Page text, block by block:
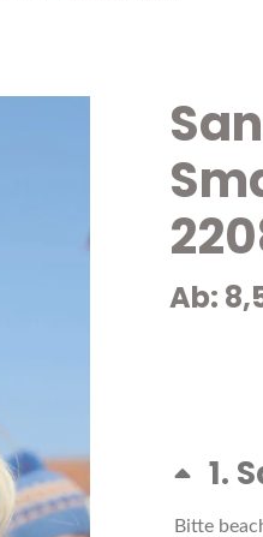
Ab:
1
Bitte